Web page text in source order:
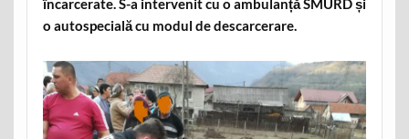
încarcerate. S-a intervenit cu o ambulanță SMURD și
o autospecială cu modul de descarcerare.